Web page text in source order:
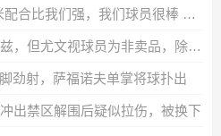
1-2国米！斯帕莱蒂：国米配合比我们强，我们球员很棒 整体是关键
Goal：阿森纳有意伊尔迪兹，但尤文视球员为非卖品，除非天价购买
劲射，萨福诺夫单掌将球扑出
出禁区解围后疑似拉伤，被换下